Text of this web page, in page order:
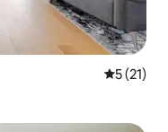
5 (21)